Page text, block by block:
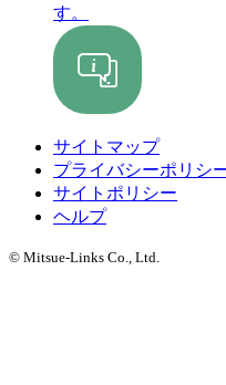
す。
サイトマップ
プライバシーポリシ
サイトポリシー
ヘルプ
© Mitsue-Links Co., Ltd.